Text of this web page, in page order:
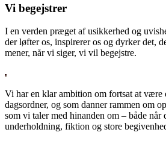
Vi begejstrer
I en verden præget af usikkerhed og
der løfter os, inspirerer os og dyrker det,
mener, når vi siger, vi vil begejstre.
Vi har en klar ambition om fortsat at være
dagsordner, og som danner rammen om
som vi taler med hinanden om – både når
underholdning, fiktion og store